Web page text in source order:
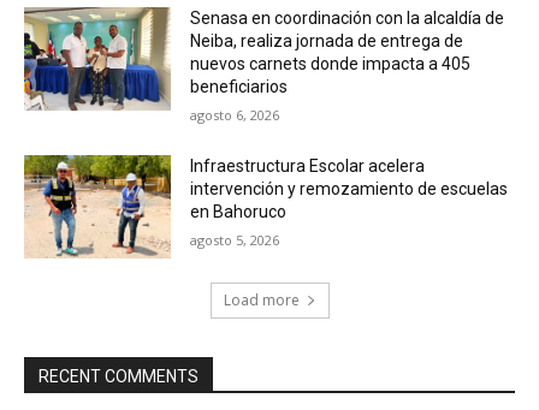
Senasa en coordinación con la alcaldía de
Neiba, realiza jornada de entrega de
nuevos carnets donde impacta a 405
beneficiarios
agosto 6, 2026
Infraestructura Escolar acelera
intervención y remozamiento de escuelas
en Bahoruco
agosto 5, 2026
Load more
RECENT COMMENTS